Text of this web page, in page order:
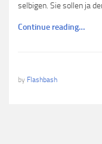
selbigen. Sie sollen ja
Continue reading…
by Flashbash